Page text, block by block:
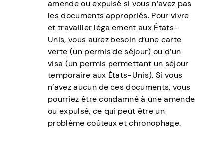
amende ou expulsé si vous n’avez pas
les documents appropriés. Pour vivre
et travailler légalement aux États-
Unis, vous aurez besoin d’une carte
verte (un permis de séjour) ou d’un
visa (un permis permettant un séjour
temporaire aux États-Unis). Si vous
n’avez aucun de ces documents, vous
pourriez être condamné à une amende
ou expulsé, ce qui peut être un
problème coûteux et chronophage.